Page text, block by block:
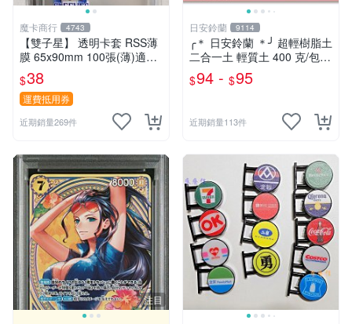
魔卡商行 4743
【雙子星】 透明卡套 RSS薄
膜 65x90mm 100張(薄)適用
桌遊 波波夫 POPOV 紙牌 Bo
ardgame
$38
運費抵用券
近期銷量269件
日安鈴蘭 9114
╭＊ 日安鈴蘭 ＊╯ 超輕樹脂土
二合一土 輕質土 400 克/包
兒童輕黏土 (新增 350克特調
色 可選)
$94 - $95
近期銷量113件
注目